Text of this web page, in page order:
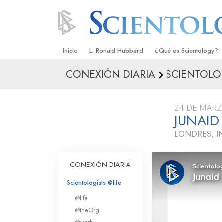
Inicio L. Ronald Hubbard ¿Qué es Scientology?
Creencias y Prácticas
Qué dicen los
Scientology
Conoce a un
Dentro de una Iglesia
Los Principios
CONEXIÓN DIARIA
24 DE
LONDRES,
CONEXIÓN DIARIA
Scientologists @life
@life
@theOrg